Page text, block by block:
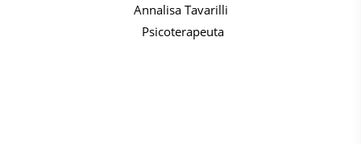
Annalisa Tavarilli
Psicoterapeuta